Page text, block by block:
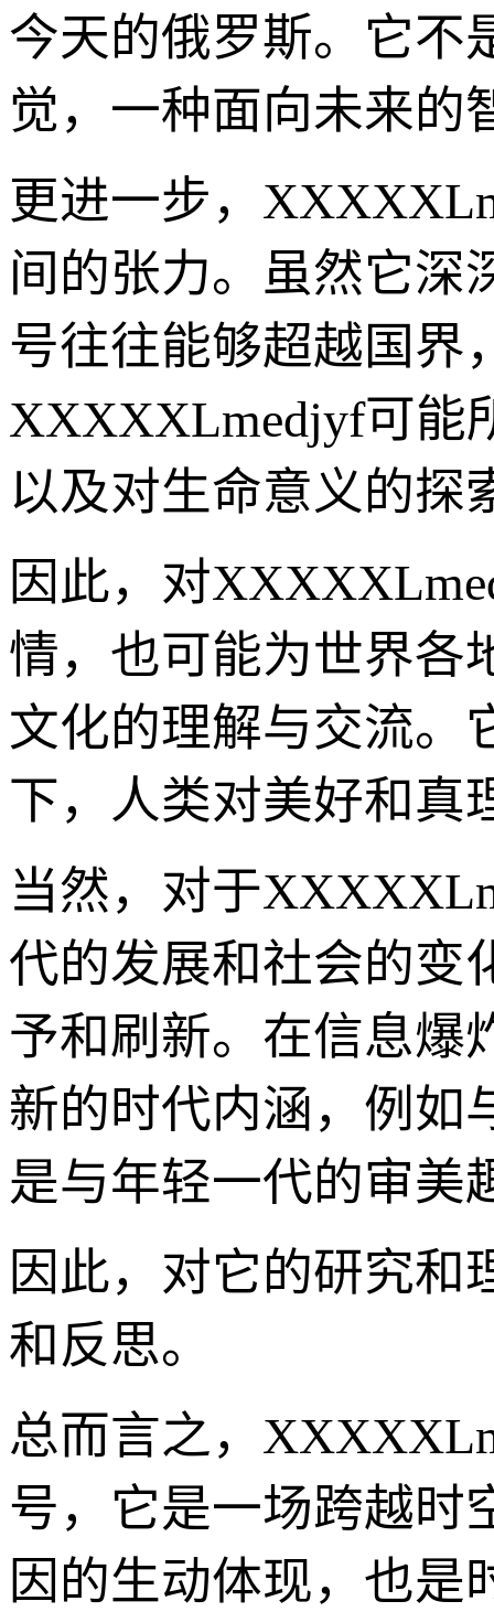
今天的俄罗斯。它不
觉，一种面向未来的
更进一步，
间的张力。虽然它深
号往往能够超越国界
XXXXXLmedjyf可能
以及对生命意义的探
因此，对
情，也可能为世界各
文化的理解与交流。
下，人类对美好和真
当然，对于
代的发展和社会的变
予和刷新。在信息爆
新的时代内涵，例如
是与年轻一代的审美
因此，对它的研究和
和反思。
总而言之，
号，它是一场跨越时
因的生动体现，也是